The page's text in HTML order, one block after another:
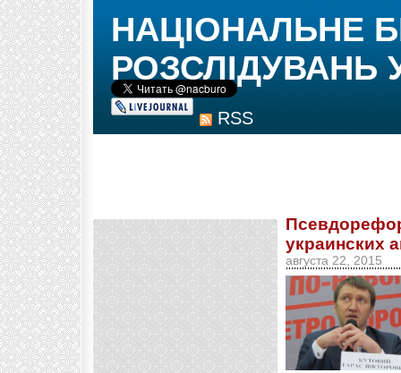
RSS
НАЦІОНАЛЬНЕ
РОЗСЛІДУВАНЬ
украинских
августа 22, 2015